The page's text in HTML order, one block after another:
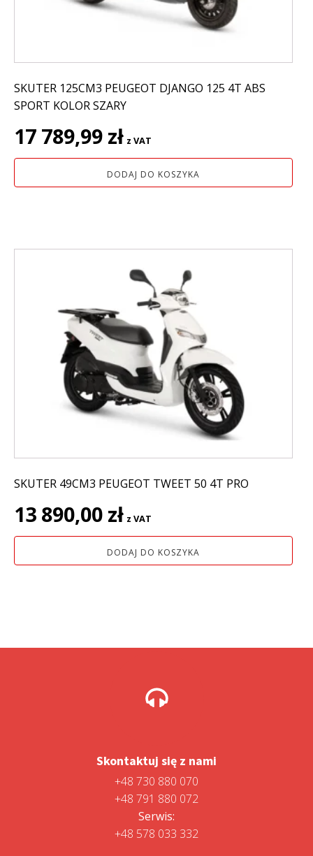
SKUTER 125CM3 PEUGEOT DJANGO 125 4T ABS
SPORT KOLOR SZARY
17 789,99 zł z VAT
DODAJ DO KOSZYKA
SKUTER 49CM3 PEUGEOT TWEET 50 4T PRO
13 890,00 zł z VAT
DODAJ DO KOSZYKA
Skontaktuj się z nami
+48 730 880 070
+48 791 880 072
Serwis:
+48 578 033 332